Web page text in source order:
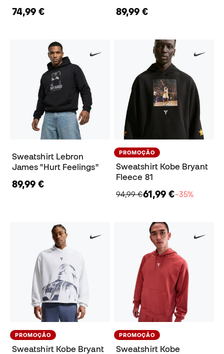
74,99 € 89,99 €
Sweatshirt Lebron
James "Hurt Feelings"
89,99 €
PROMOÇÃO
Sweatshirt Kobe Bryant
Fleece 81
94,99 €61,99 €−35%
PROMOÇÃO
Sweatshirt Kobe Bryant
PROMOÇÃO
Sweatshirt Kobe